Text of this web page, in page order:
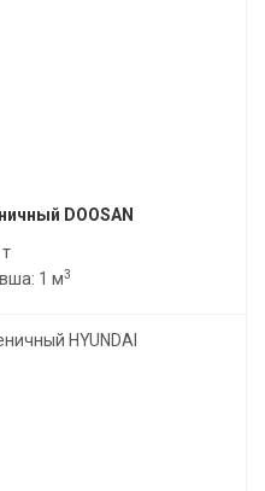
DOOSAN
1 м3